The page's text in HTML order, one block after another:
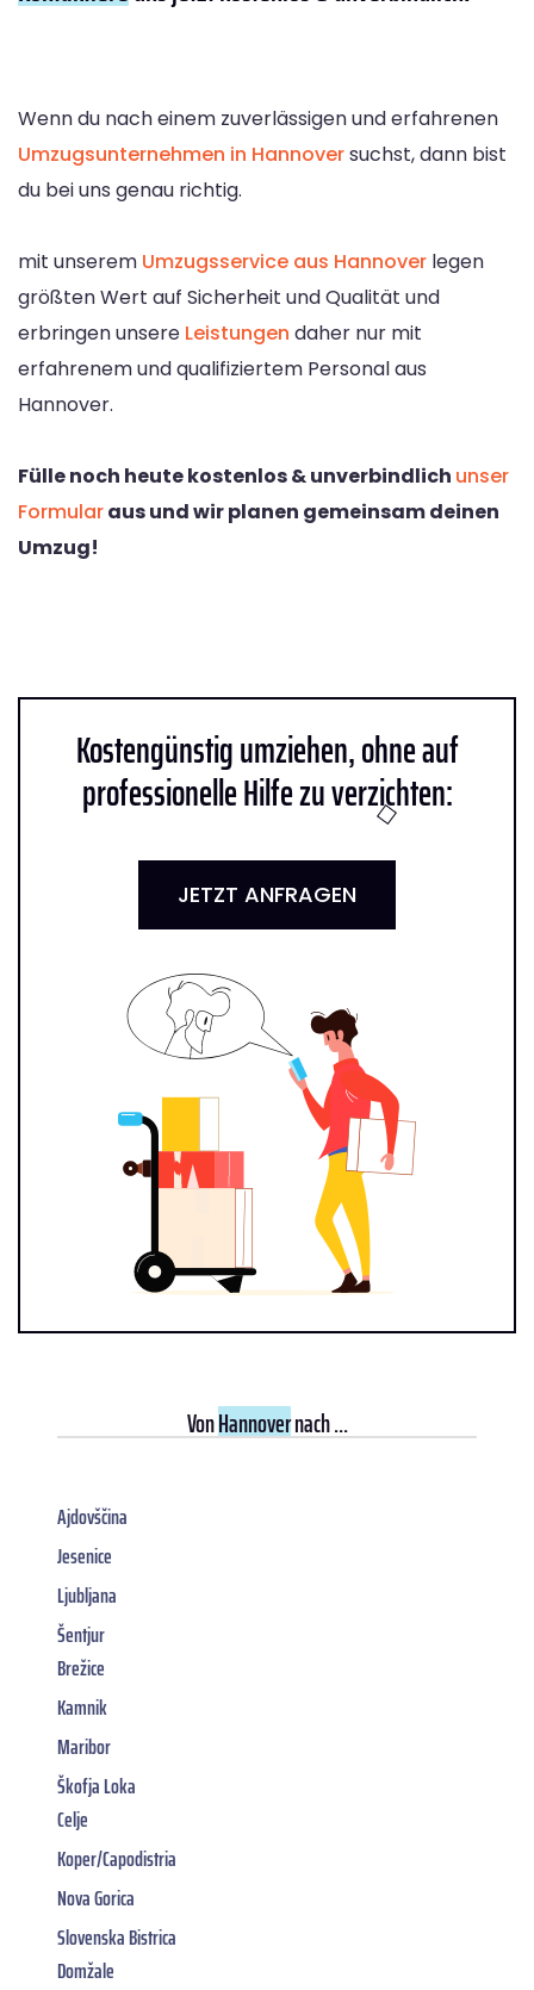
Wenn du nach einem zuverlässigen und erfahrenen
Umzugsunternehmen in Hannoversuchst, dann bist
du bei uns genau richtig.
mit unserem Umzugsservice aus Hannover legen
größten Wert auf Sicherheit und Qualität und
erbringen unsere Leistungen daher nur mit
erfahrenem und qualifiziertem Personal aus
Hannover.
Fülle noch heute kostenlos & unverbindlich unser
Formularaus und wir planen gemeinsam deinen
Umzug!
Kostengünstig umziehen, ohne auf
professionelle Hilfe zu verzichten:
JETZT ANFRAGEN
VonHannovernach ...
Ajdovščina
Jesenice
Ljubljana
Šentjur
Brežice
Kamnik
Maribor
Škofja Loka
Celje
Koper/Capodistria
Nova Gorica
Slovenska Bistrica
Domžale